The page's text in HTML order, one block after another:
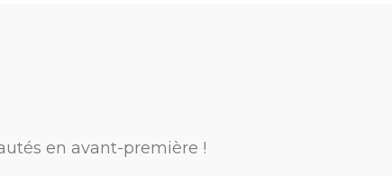
en avant-première !